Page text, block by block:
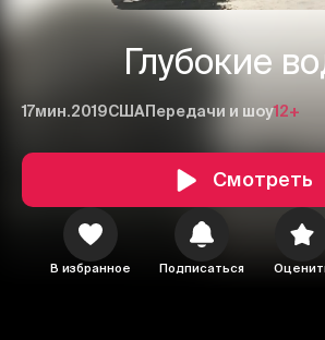
Глубокие
17мин.2019США Передачи и шоу12+
Смотреть
В избранное Подписаться
1